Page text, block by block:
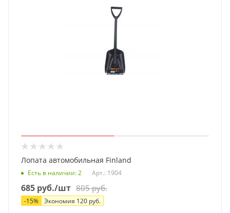
Лопата автомобильная Finland
Есть в наличии: 2 Арт.: 1904
685 руб./шт 805руб.
-15% Экономия 120 руб.